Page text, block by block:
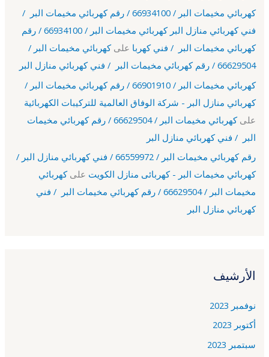
كهربائي مخيمات البر / 66934100 / رقم كهربائي مخيمات البر /
فني كهربائي منازل البر كهربائي مخيمات البر / 66934100 / رقم
كهربائي مخيمات البر / فني كهربا علىكهربائي مخيمات البر /
66629504 / رقم كهربائي مخيمات البر / فني كهربائي منازل البر
كهربائي مخيمات البر / 66901910 / رقم كهربائي مخيمات البر /
كهربائي منازل البر - شركة الوفاق العالمية للتركيبات الكهربائية
على
كهربائي مخيمات البر / 66629504 / رقم كهربائي مخيمات
البر / فني كهربائي منازل البر
رقم كهربائي مخيمات البر / 66559972 / فني كهربائي منازل البر /
كهربائي مخيمات البر - كهربائى منازل الكويت علىكهربائي
مخيمات البر / 66629504 / رقم كهربائي مخيمات البر / فني
كهربائي منازل البر
الأرشيف
نوفمبر 2023
أكتوبر 2023
سبتمبر 2023